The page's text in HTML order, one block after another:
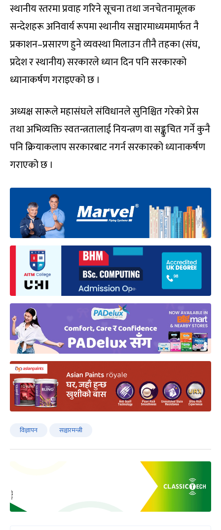
स्थानीय स्तरमा प्रवाह गरिने सूचना तथा जनचेतनामूलक
सन्देशहरू अनिवार्य रूपमा स्थानीय सञ्चारमाध्यममार्फत नै
प्रकाशन–प्रसारण हुने व्यवस्था मिलाउन तीनै तहका (संघ,
प्रदेश र स्थानीय) सरकारले ध्यान दिन पनि सरकारको
ध्यानाकर्षण गराइएको छ ।
अध्यक्ष सारूले महासंघले संविधानले सुनिश्चित गरेको प्रेस
तथा अभिव्यक्ति स्वतन्त्रतालाई नियन्त्रण वा सङ्कुचित गर्ने कुनै
पनि क्रियाकलाप सरकारबाट नगर्न सरकारको ध्यानाकर्षण
गराएको छ ।
विज्ञापन सञ्चारमन्त्री